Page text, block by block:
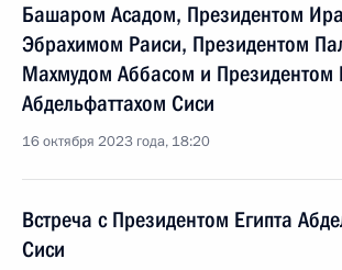
Башаром Асадом, Президентом
Эбрахимом Раиси, Президентом
Махмудом Аббасом и Президентом
Абдельфаттахом Сиси
16 октября 2023 года, 18:20
Встреча с Президентом Египта
Сиси